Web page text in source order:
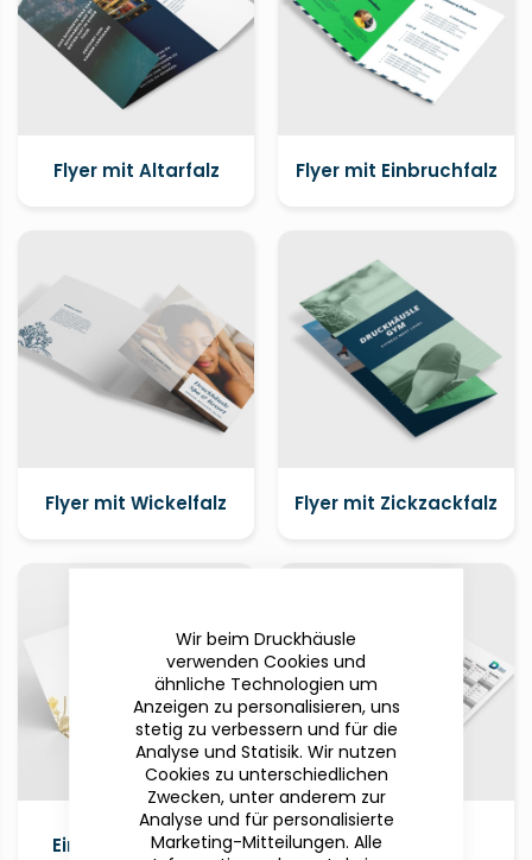
Flyer mit Altarfalz Flyer mit Einbruchfalz
Flyer mit Wickelfalz Flyer mit Zickzackfalz
Gruß- und
Einladungskarten Jahresplaner
Wir beim Druckhäusle
verwenden Cookies und
ähnliche Technologien um
Anzeigen zu personalisieren, uns
stetig zu verbessern und für die
Analyse und Statisik. Wir nutzen
Cookies zu unterschiedlichen
Zwecken, unter anderem zur
Analyse und für personalisierte
Marketing-Mitteilungen. Alle